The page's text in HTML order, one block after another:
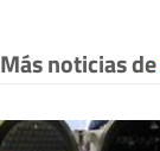
Más noticias de